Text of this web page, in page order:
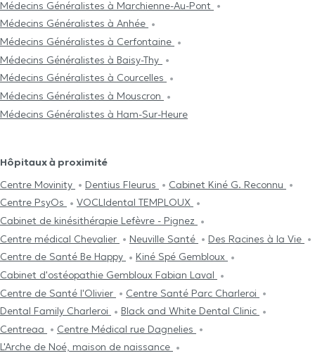
Médecins Généralistes à Marchienne-Au-Pont
Médecins Généralistes à Anhée
Médecins Généralistes à Cerfontaine
Médecins Généralistes à Baisy-Thy
Médecins Généralistes à Courcelles
Médecins Généralistes à Mouscron
Médecins Généralistes à Ham-Sur-Heure
Hôpitaux à proximité
Centre Movinity
Dentius Fleurus
Cabinet Kiné G. Reconnu
Centre PsyOs
VOCLIdental TEMPLOUX
Cabinet de kinésithérapie Lefèvre - Pignez
Centre médical Chevalier
Neuville Santé
Des Racines à la Vie
Centre de Santé Be Happy
Kiné Spé Gembloux
Cabinet d'ostéopathie Gembloux Fabian Laval
Centre de Santé l'Olivier
Centre Santé Parc Charleroi
Dental Family Charleroi
Black and White Dental Clinic
Centreaa
Centre Médical rue Dagnelies
L'Arche de Noé, maison de naissance